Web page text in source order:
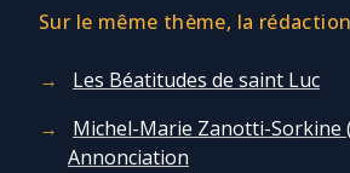
Sur le même thème, la
Les Béatitudes de saint Luc
Michel-Marie Zanotti-Sorkine
Annonciation